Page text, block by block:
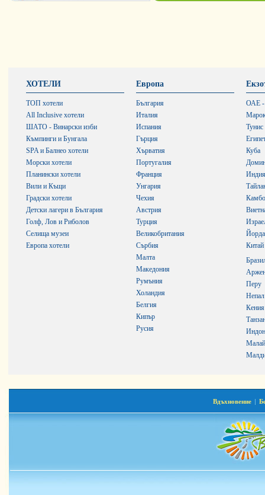
ХОТЕЛИ
ТОП хотели
All Inclusive хотели
ШАТО - Винарски изби
Къмпинги и Бунгала
SPA и Балнео хотели
Морски хотели
Планински хотели
Вили и Къщи
Градски хотели
Детски лагери в България
Голф, Лов и Риболов
Селища музеи
Европа хотели
Европа
България
Италия
Испания
Гърция
Хърватия
Португалия
Франция
Унгария
Чехия
Австрия
Турция
Великобритания
Сърбия
Малта
Македония
Румъния
Холандия
Белгия
Кипър
Русия
ОАЕ -
Тунис
Куба
Индия
Китай
Перу
Непал
Кения
Вдъхновение |